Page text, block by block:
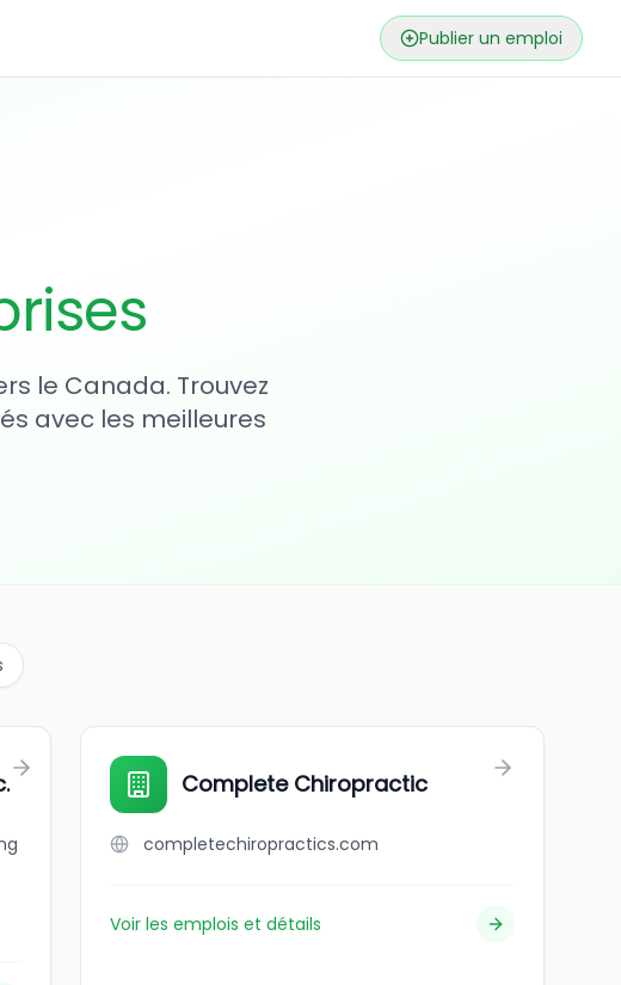
Publier un emploi
le Canada. Trouvez
avec les meilleures
Complete Chiropractic
completechiropractics.com
Voir les emplois et détails